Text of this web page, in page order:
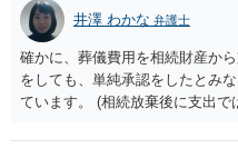
井澤 わかな 弁護士
確かに、葬儀費用を相続財産か
をしても、単純承認をしたとみ
ています。 (相続放棄後に支出
述の手続ということだと思いま